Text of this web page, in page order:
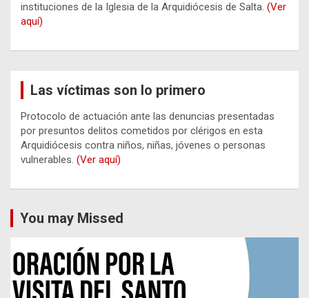
instituciones de la Iglesia de la Arquidiócesis de Salta. (Ver
aquí)
Las víctimas son lo primero
Protocolo de actuación ante las denuncias presentadas
por presuntos delitos cometidos por clérigos en esta
Arquidiócesis contra niños, niñas, jóvenes o personas
vulnerables. (Ver aquí)
You may Missed